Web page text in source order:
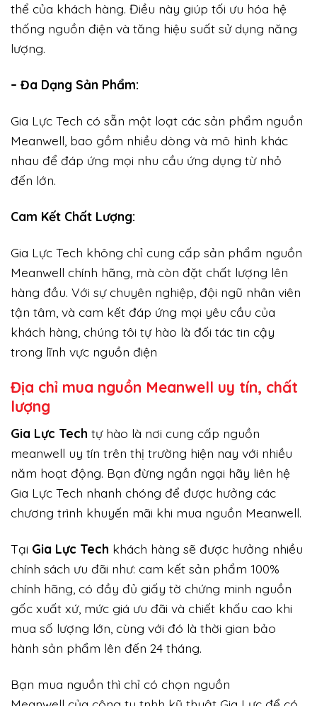
thể của khách hàng. Điều này giúp tối ưu hóa hệ
thống nguồn điện và tăng hiệu suất sử dụng năng
lượng.
– Đa Dạng Sản Phẩm:
Gia Lực Tech có sẵn một loạt các sản phẩm nguồn
Meanwell, bao gồm nhiều dòng và mô hình khác
nhau để đáp ứng mọi nhu cầu ứng dụng từ nhỏ
đến lớn.
Cam Kết Chất Lượng:
Gia Lực Tech không chỉ cung cấp sản phẩm nguồn
Meanwell chính hãng, mà còn đặt chất lượng lên
hàng đầu. Với sự chuyên nghiệp, đội ngũ nhân viên
tận tâm, và cam kết đáp ứng mọi yêu cầu của
khách hàng, chúng tôi tự hào là đối tác tin cậy
trong lĩnh vực nguồn điện
Địa chỉ mua nguồn Meanwell uy tín, chất
lượng
Gia Lực Tech tự hào là nơi cung cấp nguồn
meanwell uy tín trên thị trường hiện nay với nhiều
năm hoạt động. Bạn đừng ngần ngại hãy liên hệ
Gia Lực Tech nhanh chóng để được hưởng các
chương trình khuyến mãi khi mua nguồn Meanwell.
Tại Gia Lực Tech khách hàng sẽ được hưởng nhiều
chính sách ưu đãi như: cam kết sản phẩm 100%
chính hãng, có đầy đủ giấy tờ chứng minh nguồn
gốc xuất xứ, mức giá ưu đãi và chiết khấu cao khi
mua số lượng lớn, cùng với đó là thời gian bảo
hành sản phẩm lên đến 24 tháng.
Bạn mua nguồn thì chỉ có chọn nguồn